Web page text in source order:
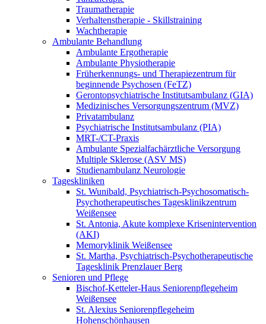
Traumatherapie
Verhaltenstherapie - Skillstraining
Wachtherapie
Ambulante Behandlung
Ambulante Ergotherapie
Ambulante Physiotherapie
Früherkennungs- und Therapiezentrum für
beginnende Psychosen (FeTZ)
Gerontopsychiatrische Institutsambulanz (GIA)
Medizinisches Versorgungszentrum (MVZ)
Privatambulanz
Psychiatrische Institutsambulanz (PIA)
MRT-/CT-Praxis
Ambulante Spezialfachärztliche Versorgung
Multiple Sklerose (ASV MS)
Studienambulanz Neurologie
Tageskliniken
St. Wunibald, Psychiatrisch-Psychosomatisch-
Psychotherapeutisches Tagesklinikzentrum
Weißensee
St. Antonia, Akute komplexe Krisenintervention
(AKI)
Memoryklinik Weißensee
St. Martha, Psychiatrisch-Psychotherapeutische
Tagesklinik Prenzlauer Berg
Senioren und Pflege
Bischof-Ketteler-Haus Seniorenpflegeheim
Weißensee
St. Alexius Seniorenpflegeheim
Hohenschönhausen